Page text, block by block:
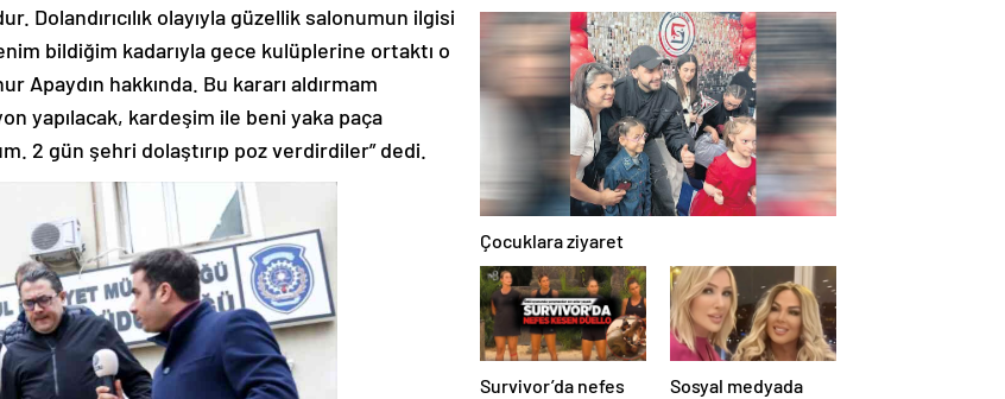
Dolandırıcılık olayıyla güzellik salonumun ilgisi
bildiğim kadarıyla gece kulüplerine ortaktı o
Apaydın hakkında. Bu kararı aldırmam
yapılacak, kardeşim ile beni yaka paça
2 gün şehri dolaştırıp poz verdirdiler” dedi.
bulandıran bir
skandal detay daha
escortlara yüklü
miktarda para
dağıtmış
Çocuklara ziyaret
Survivor’da nefes
Sosyal medyada